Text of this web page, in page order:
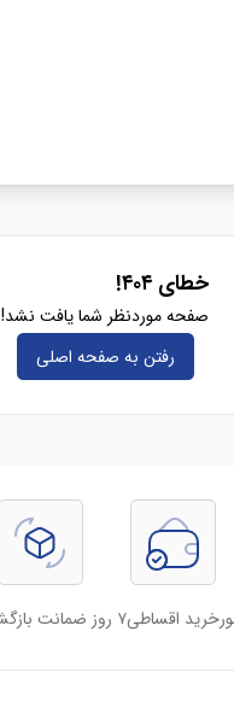
خطای ۴۰۴!
صفحه موردنظر شما یافت نشد!
رفتن به صفحه‌ اصلی
خرید اقساطی۷ روز ضمانت بازگشت کالا